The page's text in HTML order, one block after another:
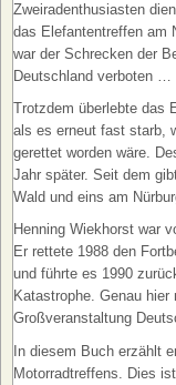
Zweiradenthusiasten
das Elefantentreffen am
war der Schrecken der
Deutschland verboten …
Trotzdem überlebte das
als es erneut fast starb,
gerettet worden wäre.
Jahr später. Seit dem
Wald und eins am
Henning Wiekhorst war
Er rettete 1988 den
und führte es 1990
Katastrophe. Genau
Großveranstaltung
In diesem Buch erzählt
Motorradtreffens. Dies